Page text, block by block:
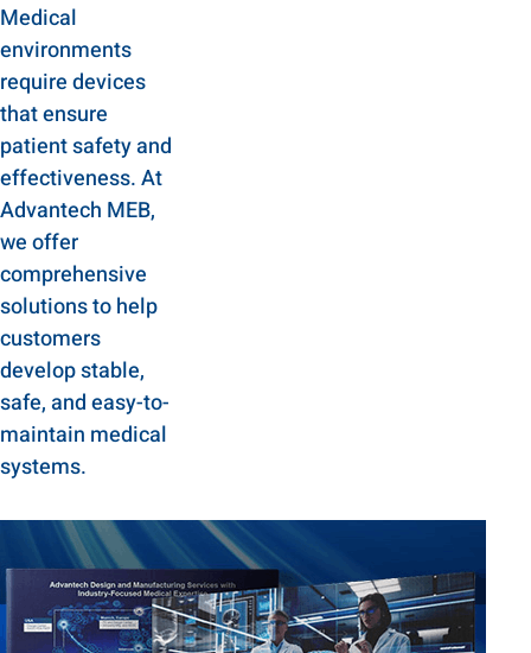
Medical
environments
require devices
that ensure
patient safety and
effectiveness. At
Advantech MEB,
we offer
comprehensive
solutions to help
customers
develop stable,
safe, and easy-to-
maintain medical
systems.